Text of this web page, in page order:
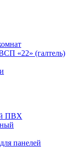
«22» (галтель)
ПВХ
панелей